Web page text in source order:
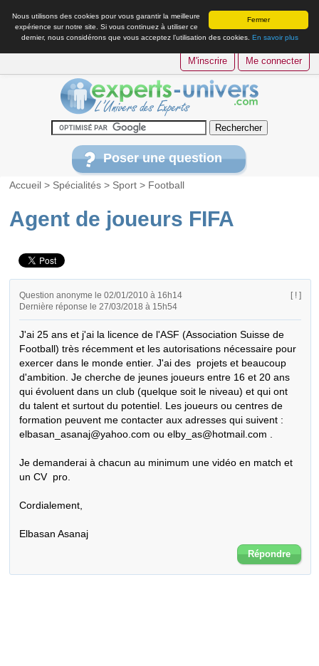
Fermer
Nous utilisons des cookies pour vous garantir la meilleure
expérience sur notre site. Si vous continuez à utiliser ce
dernier, nous considérons que vous acceptez l’utilisation des cookies. En savoir plus
M'inscrire Me connecter
Poser une question
Accueil > Spécialités > Sport > Football
Agent de joueurs FIFA
Question anonyme le 02/01/2010 à 16h14
Dernière réponse le 27/03/2018 à 15h54
[ ! ]
J'ai 25 ans et j'ai la licence de l'ASF (Association Suisse de
Football) très récemment et les autorisations nécessaire pour
exercer dans le monde entier. J'ai des  projets et beaucoup
d'ambition. Je cherche de jeunes joueurs entre 16 et 20 ans
qui évoluent dans un club (quelque soit le niveau) et qui ont
du talent et surtout du potentiel. Les joueurs ou centres de
formation peuvent me contacter aux adresses qui suivent :
elbasan_asanaj@yahoo.com ou elby_as@hotmail.com .
Je demanderai à chacun au minimum une vidéo en match et
un CV  pro.
Cordialement,
Elbasan Asanaj
Répondre